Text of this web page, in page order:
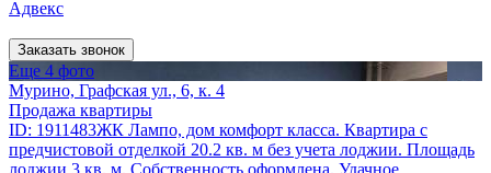
Адвекс
Заказать звонок
Еще 4 фото
Мурино, Графская ул., 6, к. 4
Продажа квартиры
ID: 1911483ЖК Лампо, дом комфорт класса. Квартира с
предчистовой отделкой 20.2 кв. м без учета лоджии. Площадь
лоджии 3 кв. м. Собственность оформлена. Удачное